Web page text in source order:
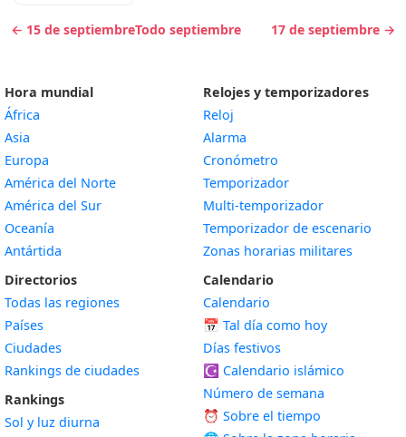
← 15 de septiembreTodo septiembre 17 de septiembre →
Hora mundial
África
Asia
Europa
América del Norte
América del Sur
Oceanía
Antártida
Directorios
Todas las regiones
Países
Ciudades
Rankings de ciudades
Rankings
Sol y luz diurna
Relojes y temporizadores
Reloj
Alarma
Cronómetro
Temporizador
Multi-temporizador
Temporizador de escenario
Zonas horarias militares
Calendario
Calendario
📅 Tal día como hoy
Días festivos
☪️ Calendario islámico
Número de semana
⏰ Sobre el tiempo